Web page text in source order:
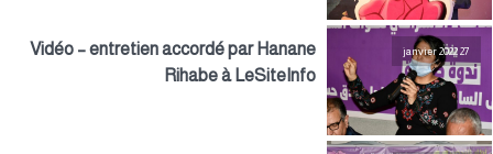
27 janvier 2022
Vidéo – entretien accordé par Hanane
Rihabe à LeSiteInfo